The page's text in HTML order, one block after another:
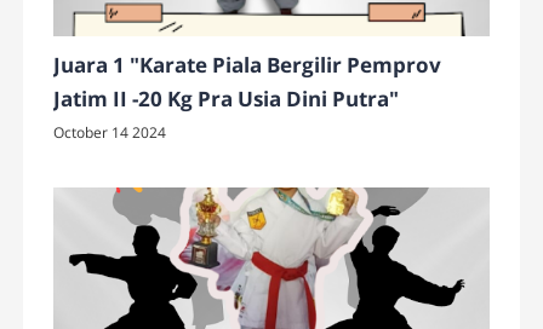
Juara 1 "Karate Piala Bergilir Pemprov
Jatim II -20 Kg Pra Usia Dini Putra"
October 14 2024